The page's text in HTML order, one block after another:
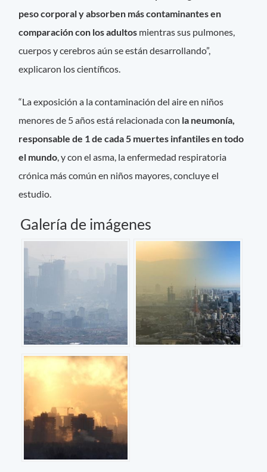
peso corporal y absorben más contaminantes en
comparación con los adultos mientras sus pulmones,
cuerpos y cerebros aún se están desarrollando”,
explicaron los científicos.
“La exposición a la contaminación del aire en niños
menores de 5 años está relacionada con la neumonía,
responsable de 1 de cada 5 muertes infantiles en todo
el mundo, y con el asma, la enfermedad respiratoria
crónica más común en niños mayores, concluye el
estudio.
Galería de imágenes